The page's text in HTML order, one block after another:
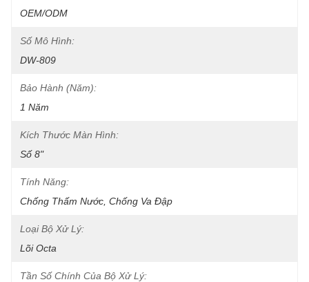
OEM/ODM
Số Mô Hình:
DW-809
Bảo Hành (Năm):
1 Năm
Kích Thước Màn Hình:
Số 8"
Tính Năng:
Chống Thấm Nước, Chống Va Đập
Loại Bộ Xử Lý:
Lõi Octa
Tần Số Chính Của Bộ Xử Lý: